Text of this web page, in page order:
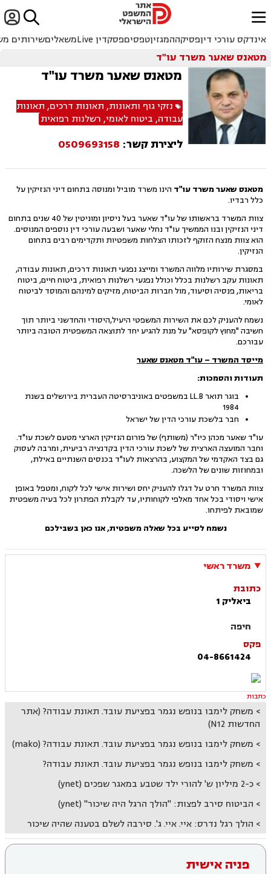

ﱐ
אינדקס עורכי דיןפסיקההמגזיןטפסיםפסקדין Live משאליםשירותים
מטאנס שאער משרד עו"ד
מטאנס שאער משרד עו"ד
נזקי גוף ותאונות, תאונות דרכים, תאונות
עבודה, ביטוח לאומי, רשלנות רפואית
ליצירת קשר: 0509693158
מטאנס שאער משרד עו"ד הינו משרד מוביל ומנוסה בתחום דיני הנזיקין על
כלל רבדיו.
צוות המשרד בראשותו של עו"ד שאער בעל ניסיון ומוניטין של 40 שנים בתחום
דיני הנזיקין ובנו הממשיך עו"ד נחלי שאער ושבעה עורכי דין נוספים המנוסים.
הוא צוות מנצח הזוקף לזכותו הצלחות משפטיות ותקדימים רבים בתחום
הנזיקין.
במסגרת שירותיו מלווה המשרד ומייצג נפגעי תאונות דרכים, תאונות עבודה,
תאונות עקב רשלנות בכלל וכולל נפגעי רשלנות רפואית, ביטוח חיים, ביטוח
בריאות, פנסיה וסיעוד, מול חברות הביטוח, מזיקים למינהם והמוסד לביטוח
לאומי.
נשמח להעניק לכם את השירות המשפטי היעיל,היסודי והחדשני ביותר תוך
חשיבה "מחוץ לקופסא" על מנת להגיע יחד לתוצאה המשפטית הטובה ביותר
עבורכם.
מייסד המשרד – עו"ד מטאנס שאער
תעודות והסמכות:
בוגר תואר LL.B במשפטים באוניברסיטה העברית בירושלים בשנת
1984
חבר בלשכת עורכי הדין של ישראל
עו"ד שאער מכהן כיו"ר (משותף) של פורום הנזיקין הארצי מטעם לשכת עו"ד.
וחבר המועצה הארצית של לשכת עורכי הדין בקדנציה רביעית, ומרבה לעסוק
גם בצד האקדמי של המקצוע, בהרצאות לעו"ד בכנסים השנתיים באילת,
ובמחוזות שונים של הלשכה.
צוות המשרד חרט על דגלו להעניק יחס ושירות אישי לכל לקוח, ומטפל באופן
אישי ויסודי בכל אחד מאלפי לקוחותיו, עד לקבלת הפתרון לכל בעיה משפטית
שמובאת לפיתחו.
נשמח לסייע בכל שאלה משפטית, אנו כאן בשבילכם
משרד ראשי
כתובת
ביאליק 1
חיפה
פקס
04-8661424
כתבות
משחק לימבו בנופש נגמר בפציעת עובד. תאונת עבודה? (אתר
החדשות N12)
משחק לימבו בנופש נגמר בפציעת עובד. תאונת עבודה? (mako)
משחק לימבו בנופש נגמר בפציעת עובד. תאונת עבודה?
כ-2 מיליון ש' להורי ילד שטבע במאגר שפכים (ynet)
הביטוח סירב לפצות: "הולך הרגל היה שיכור" (ynet)
הולך רגל נדרס: איי. איי. ג'. סירבה לשלם בטענה שהיה שיכור
פניה אישית